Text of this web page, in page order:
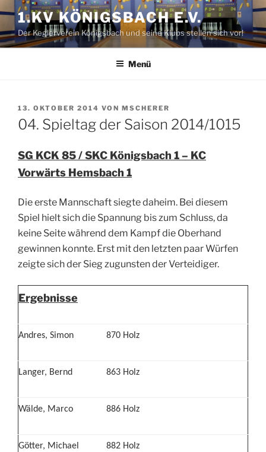
Zum
Inhalt
springen
1.KV KÖNIGSBACH E.V.
Der Keglerverein Königsbach und seine Klubs stellen sich vor!
Menü
VERÖFFENTLICHT
AM
13. OKTOBER 2014 VON MSCHERER
04. Spieltag der Saison 2014/1015
SG KCK 85 / SKC Königsbach 1 – KC
Vorwärts Hemsbach 1
Die erste Mannschaft siegte daheim. Bei diesem
Spiel hielt sich die Spannung bis zum Schluss, da
keine Seite während dem Kampf die Oberhand
gewinnen konnte. Erst mit den letzten paar Würfen
zeigte sich der Sieg zugunsten der Verteidiger.
Ergebnisse
Andres, Simon 870 Holz
Langer, Bernd 863 Holz
Wälde, Marco 886 Holz
Götter, Michael 882 Holz